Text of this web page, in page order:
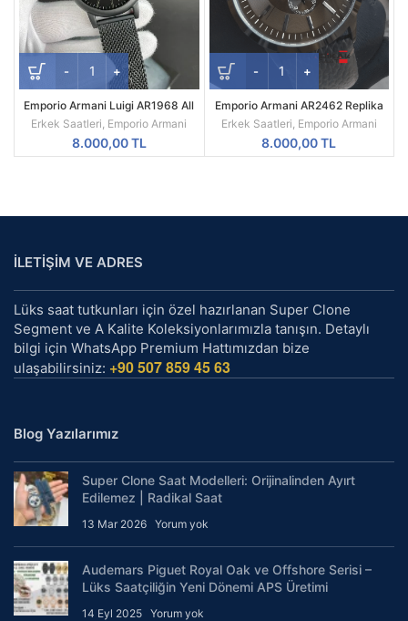
Emporio Armani Luigi AR1968 All
Black Mesh Siyah Kadran Siyah
Kordon A Kalite
Erkek Saatleri Emporio Armani
8.000,00TL
Emporio Armani AR2462 Replika
Erkek Kol Saati
Erkek Saatleri Emporio Armani
8.000,00TL
İLETİŞİM VE ADRES
Lüks saat tutkunları için özel hazırlanan Super Clone
Segment ve A Kalite Koleksiyonlarımızla tanışın. Detaylı
bilgi için WhatsApp Premium Hattımızdan bize
ulaşabilirsiniz: +90 507 859 45 63
Blog Yazılarımız
Super Clone Saat Modelleri: Orijinalinden Ayırt
Edilemez | Radikal Saat
13 Mar 2026 Yorum yok
Audemars Piguet Royal Oak ve Offshore Serisi –
Lüks Saatçiliğin Yeni Dönemi APS Üretimi
14 Eyl 2025 Yorum yok